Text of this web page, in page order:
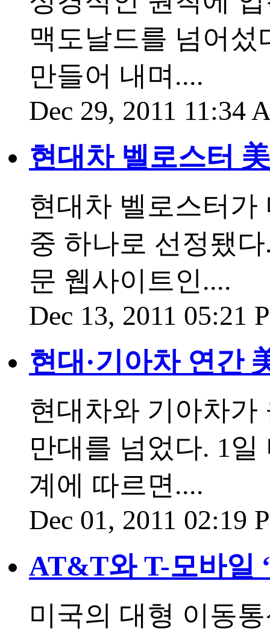
맥도날드를 넘어섰
만들어 내며....
Dec 29, 2011 11:34
현대차 벨로스터
현대차 벨로스터가
중 하나로 선정됐
문 웹사이트인....
Dec 13, 2011 05:21
현대·기아차 연간
현대차와 기아차가
만대를 넘었다. 1
계에 따르면....
Dec 01, 2011 02:19
AT&T와 T-모바일
미국의 대형 이동